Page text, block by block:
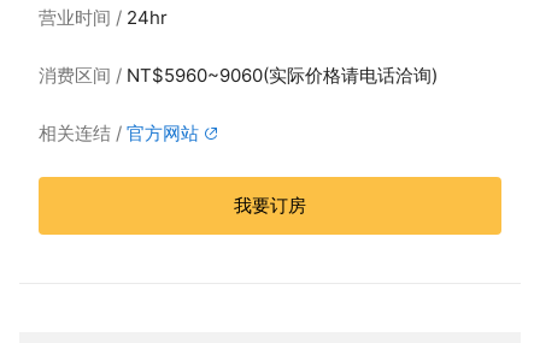
营业时间 24hr
消费区间 NT$5960~9060(实际价格请电话洽询)
相关连结 官方网站
我要订房